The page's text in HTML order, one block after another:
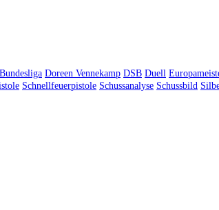
Bundesliga Doreen Vennekamp DSB Duell
Schnellfeuerpistole Schussanalyse Schussbild